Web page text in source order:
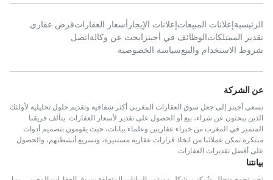
الرئيسيةإعلانات المبيعاتإعلانات الإيجار أسعار العقاراتقرض عقاري
تقدير الممتلكاتالوظائف في أجينز ابحث عن وكالةاتصل
شروط الاستخدام والبيعسياسة الخصوصية
عن الشركة
تسعى أجينز إلى جعل سوق العقارات المغربي أكثر شفافية وتقديم حلول تحليلية لأولئك
الذين يبحثون عن شراء، بيع أو الحصول على تقدير لأسعار العقارات. يتألف فريقنا
المتميز في المغرب من خبراء عقاريين وعلماء بيانات، حيث يقومون بتصميم أدوات
مبتكرة تمكن عملائنا من اتخاذ قرارات عقارية مستنيرة، وتسريع أنشطتهم، والحصول
على أفضل تقديرات العقارات
بيانتنا